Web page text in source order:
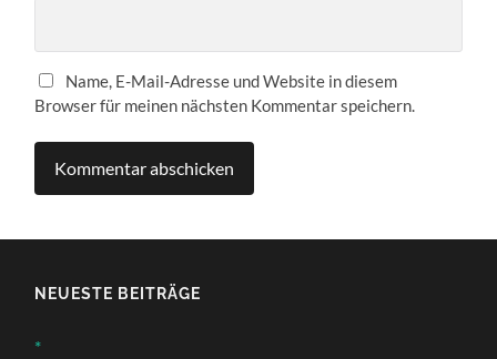
Name, E-Mail-Adresse und Website in diesem
Browser für meinen nächsten Kommentar speichern.
NEUESTE BEITRÄGE
*